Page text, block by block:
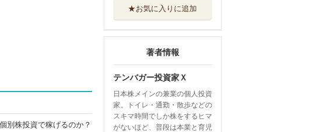
別株投資で稼げるのか？
★お気に入りに追加
著者情報
テンバガー投資家Ｘ
日本株メインの兼業の個人投資
家。トイレ・通勤・散歩などの
スキマ時間でしか株をするヒマ
がないほど、普段は本業と育児